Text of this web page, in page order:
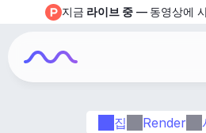
집 Render
지금 라이브 중 — 동영상에